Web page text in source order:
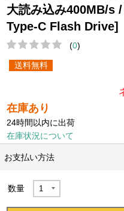
大読み込み400MB/s
Type-C Flash Drive]
(0)
送料無料
在庫あり
24時間以内に出荷
在庫状況について
お支払い方法
数量